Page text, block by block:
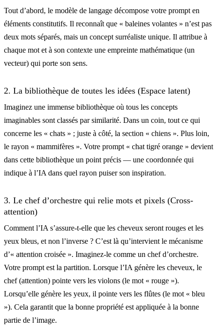
Tout d’abord, le modèle de langage décompose votre prompt en
éléments constitutifs. Il reconnaît que « baleines volantes » n’est pas
deux mots séparés, mais un concept surréaliste unique. Il attribue à
chaque mot et à son contexte une empreinte mathématique (un
vecteur) qui porte son sens.
2. La bibliothèque de toutes les idées (Espace latent)
Imaginez une immense bibliothèque où tous les concepts
imaginables sont classés par similarité. Dans un coin, tout ce qui
concerne les « chats » ; juste à côté, la section « chiens ». Plus loin,
le rayon « mammifères ». Votre prompt « chat tigré orange » devient
dans cette bibliothèque un point précis — une coordonnée qui
indique à l’IA dans quel rayon puiser son inspiration.
3. Le chef d’orchestre qui relie mots et pixels (Cross-
attention)
Comment l’IA s’assure-t-elle que les cheveux seront rouges et les
yeux bleus, et non l’inverse ? C’est là qu’intervient le mécanisme
d’« attention croisée ». Imaginez-le comme un chef d’orchestre.
Votre prompt est la partition. Lorsque l’IA génère les cheveux, le
chef (attention) pointe vers les violons (le mot « rouge »).
Lorsqu’elle génère les yeux, il pointe vers les flûtes (le mot « bleu
»). Cela garantit que la bonne propriété est appliquée à la bonne
partie de l’image.